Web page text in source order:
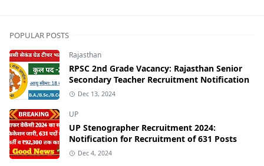
POPULAR POSTS
Rajasthan
RPSC 2nd Grade Vacancy: Rajasthan Senior
Secondary Teacher Recruitment Notification
Dec 13, 2024
UP
UP Stenographer Recruitment 2024:
Notification for Recruitment of 631 Posts
Dec 4, 2024